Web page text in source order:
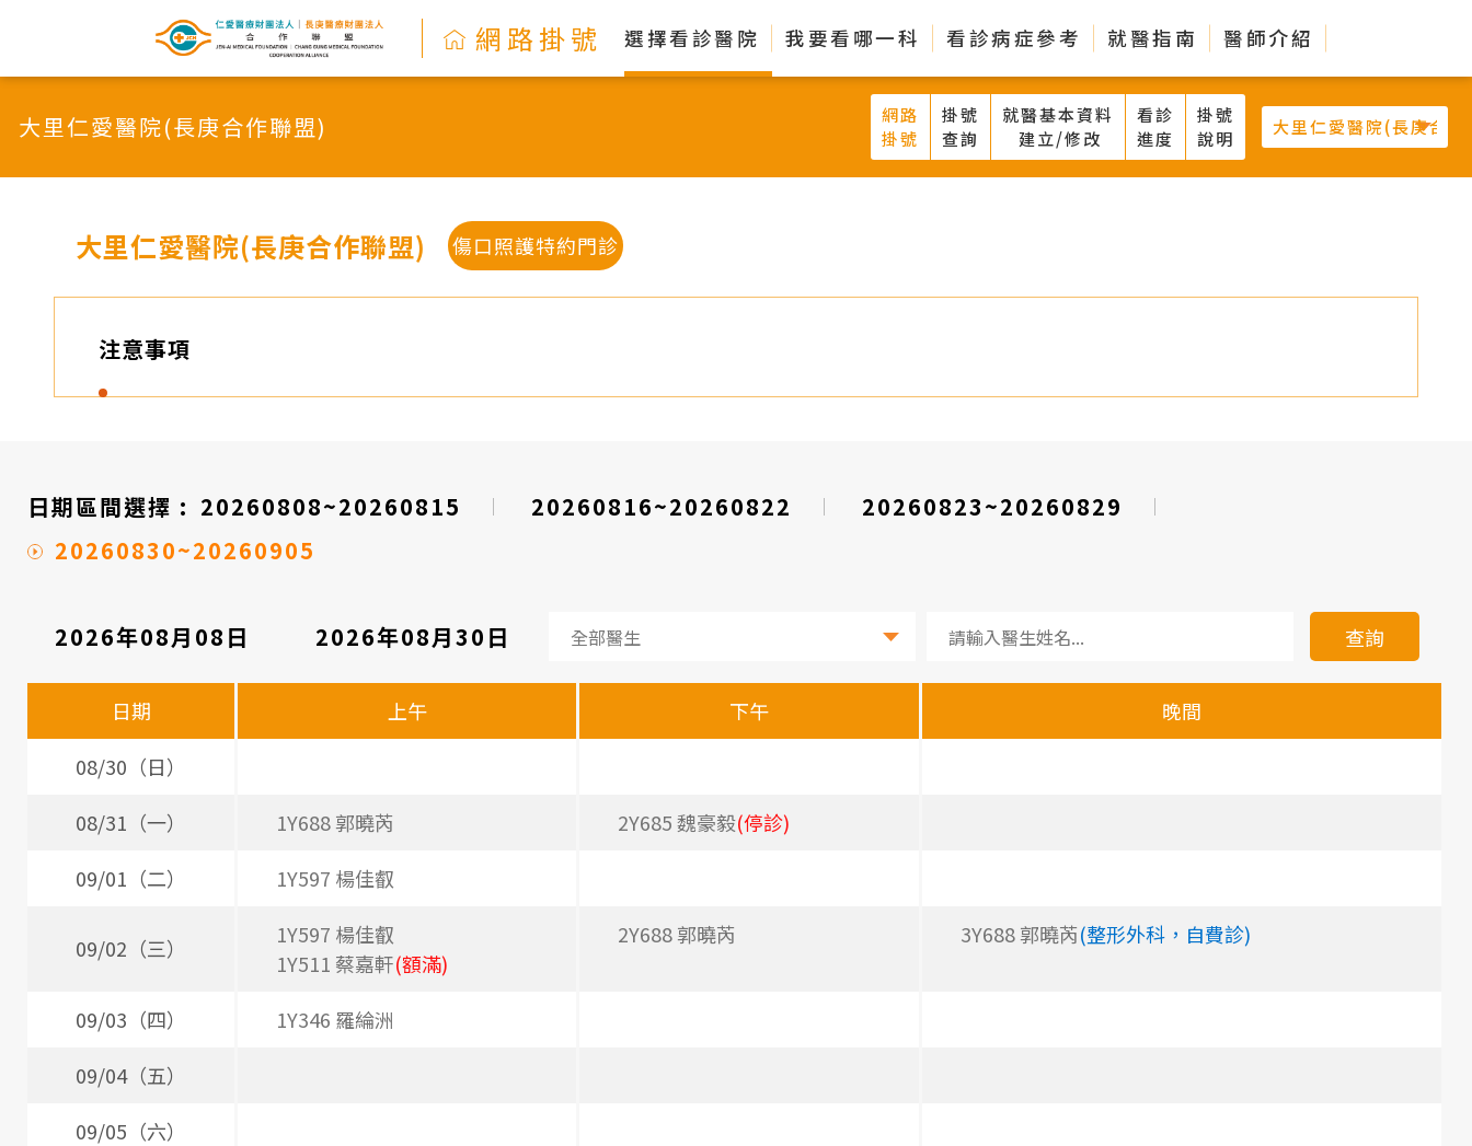
網
路
掛
號
系
統
-
仁
醫
院
網路掛號 選擇看診醫院 我要看哪一科 看診病症參考 就醫指南 醫師介紹
大里仁愛醫院(長庚合作聯盟)
網路
掛號
掛號
查詢
就醫基本資料
建立/修改
看診
進度
掛號
說明
大里仁愛醫院(長庚合作聯盟) 傷口照護特約門診
注意事項
日期區間選擇 : 20260808~20260815 20260816~20260822
20260823~20260829
20260830~20260905
2026年08月08日 2026年08月30日
診
醫
查詢
日期 上午 下午
晚間
08/30（日）
08/31（一）
1Y688 郭曉芮 2Y685 魏豪毅(停診)
09/01（二）
1Y597 楊佳叡
09/02（三）
1Y597 楊佳叡
1Y511 蔡嘉軒(額滿)
2Y688 郭曉芮 3Y688 郭曉芮(整形外科，自費診)
09/03（四）
1Y346 羅綸洲
09/04（五）
09/05（六）